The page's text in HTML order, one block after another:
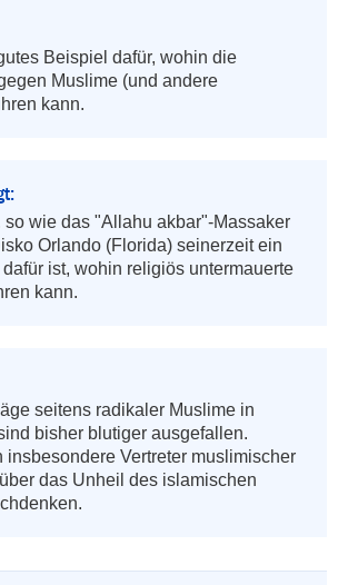
Beispiel dafür, wohin die
Muslime (und andere
kann.
so wie das "Allahu akbar"-Massaker
Orlando (Florida) seinerzeit ein
ist, wohin religiös untermauerte
kann.
seitens radikaler Muslime in
bisher blutiger ausgefallen.
Vertreter muslimischer
das Unheil des islamischen